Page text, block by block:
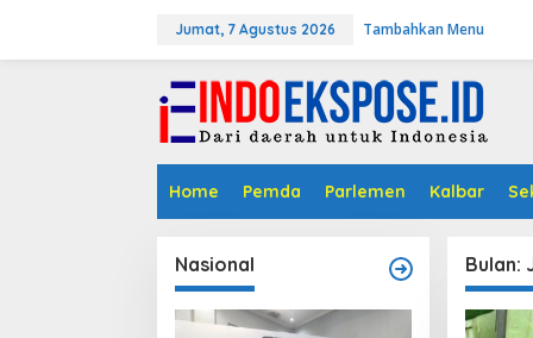
Jumat, 7 Agustus 2026 Tambahkan Menu
Home Pemda Parlemen Kalbar
Nasional Bulan: